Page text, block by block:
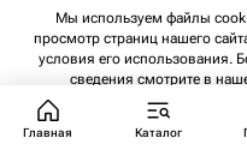
Поддержка и развитие
Главная Каталог
Мы используем файлы
просмотр страниц нашего
условия его использования.
сведения смотрите в